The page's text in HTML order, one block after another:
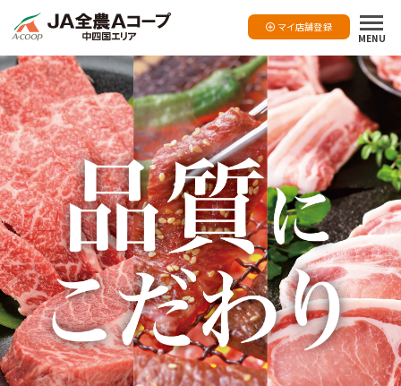
マイ店舗登録
MENU